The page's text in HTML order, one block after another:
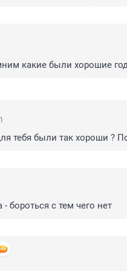
какие были хорошие
тебя были так хороши ?
бороться с тем чего нет